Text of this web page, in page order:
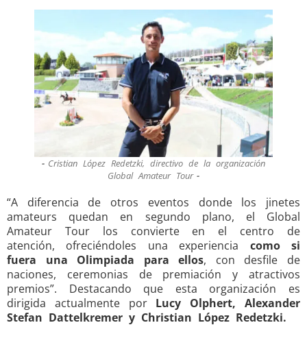
Cristian López Redetzki, directivo de la organización
Global Amateur Tour
“A diferencia de otros eventos donde los jinetes
amateurs quedan en segundo plano, el Global
Amateur Tour los convierte en el centro de
atención, ofreciéndoles una experiencia como si
fuera una Olimpiada para ellos, con desfile de
naciones, ceremonias de premiación y atractivos
premios”. Destacando que esta organización es
dirigida actualmente por Lucy Olphert, Alexander
Stefan Dattelkremer y Christian López Redetzki.